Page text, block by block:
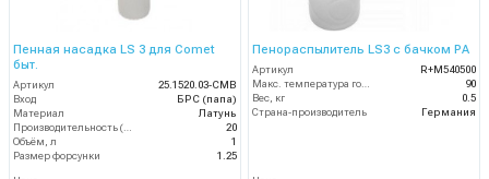
Пенная насадка LS 3 для Comet
быт.
Артикул
25.1520.03-CMB
Вход
БРС (папа)
Материал
Латунь
Производительность (л/мин)
20
Объём, л
1
Размер форсунки
1.25
Пенораспылитель LS3 с бачком PA
Артикул
R+M540500
Макс. температура горячей воды (°C)
90
Вес, кг
0.5
Страна-производитель
Германия